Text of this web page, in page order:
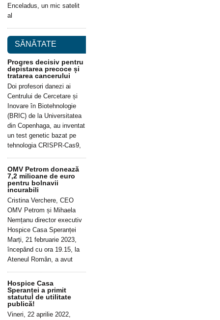
Enceladus, un mic satelit
al
SĂNĂTATE
Progres decisiv pentru
depistarea precoce și
tratarea cancerului
Doi profesori danezi ai
Centrului de Cercetare și
Inovare în Biotehnologie
(BRIC) de la Universitatea
din Copenhaga, au inventat
un test genetic bazat pe
tehnologia CRISPR-Cas9,
OMV Petrom donează
7,2 milioane de euro
pentru bolnavii
incurabili
Cristina Verchere, CEO
OMV Petrom și Mihaela
Nemțanu director executiv
Hospice Casa Speranței
Marți, 21 februarie 2023,
începând cu ora 19.15, la
Ateneul Român, a avut
Hospice Casa
Speranței a primit
statutul de utilitate
publică!
Vineri, 22 aprilie 2022,